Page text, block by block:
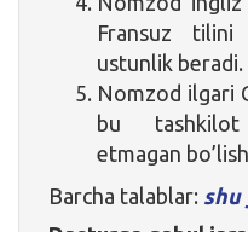
Fransuz tilini
ustunlik beradi.
Nomzod ilgari
bu tashkilot
etmagan
Barcha talablar: shu